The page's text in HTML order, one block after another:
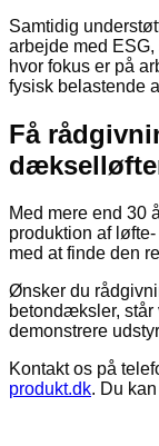
Samtidig
arbejde med
hvor fokus er på
fysisk belastende
Få
Med mere end 30
produktion af
med at finde den
Ønsker du
betondæksler,
demonstrere
Kontakt os på
produkt.dk. Du